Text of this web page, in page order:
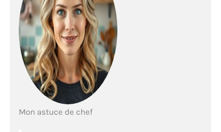
Mon astuce de chef